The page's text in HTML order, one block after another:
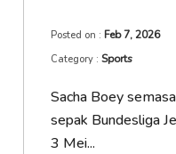
Posted on :Feb 7, 2026
Category :Sports
Sacha Boey
sepak Bundesliga
3 Mei...